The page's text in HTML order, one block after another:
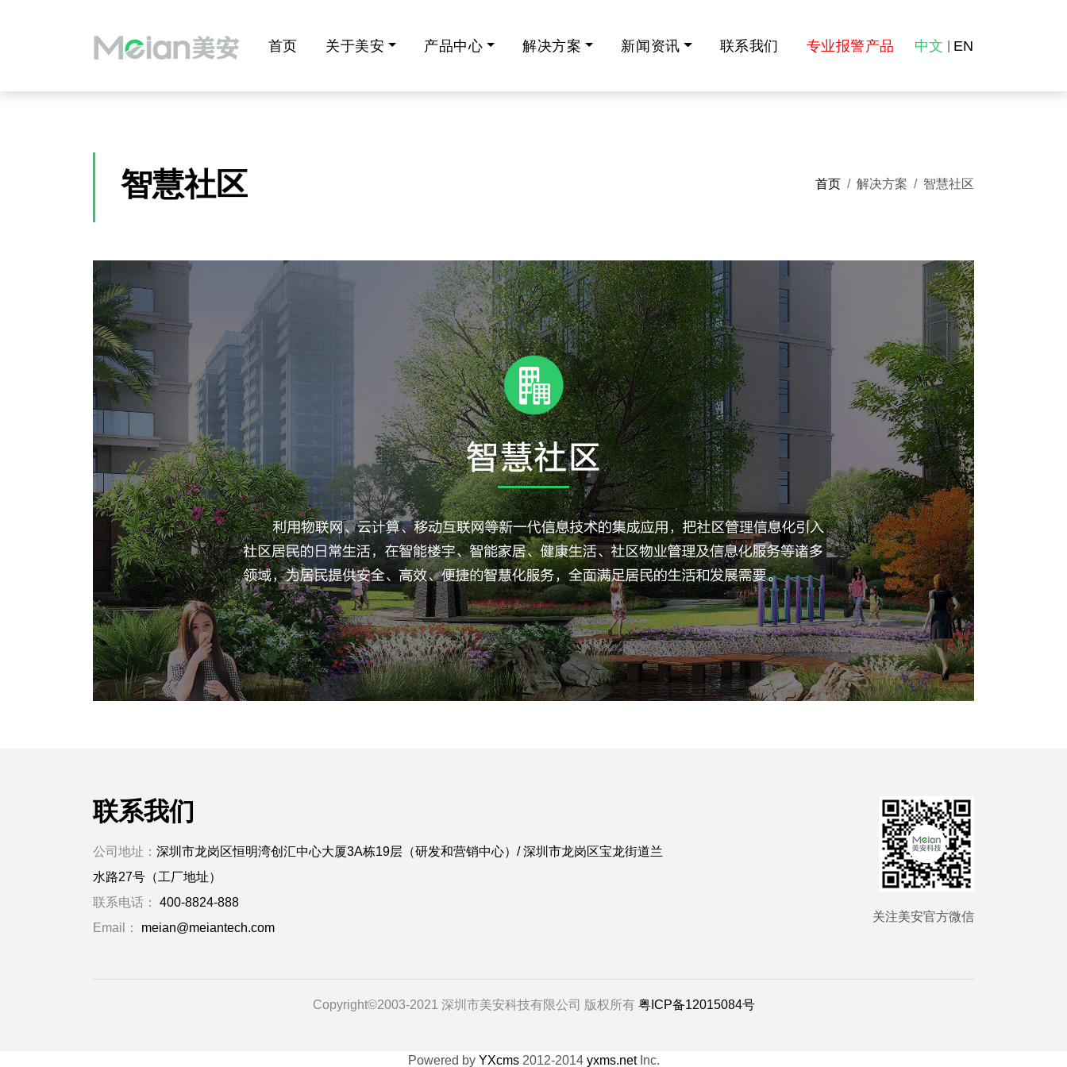
首页 关于美安 产品中心 解决方案 新闻资讯 联系我们 专业报警产品 中文 EN
智慧社区 首页 解决方案 智慧社区
联系我们
公司地址： 深圳市龙岗区恒明湾创汇中心大厦3A栋19层（研发和营销中心）/ 深圳市龙岗区宝龙街道兰
水路27号（工厂地址）
联系电话：
400-8824-888
Email：
meian@meiantech.com
关注美安官方微信
Copyright©2003-2021 深圳市美安科技有限公司 版权所有 粤ICP备12015084号
Powered by YXcms2012-2014 yxms.netInc.